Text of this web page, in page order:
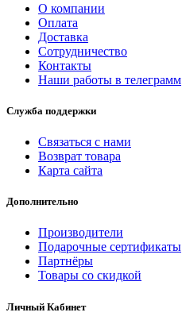
О компании
Оплата
Доставка
Сотрудничество
Контакты
Наши работы в телеграмм
Служба поддержки
Связаться с нами
Возврат товара
Карта сайта
Дополнительно
Производители
Подарочные сертификаты
Партнёры
Товары со скидкой
Личный Кабинет